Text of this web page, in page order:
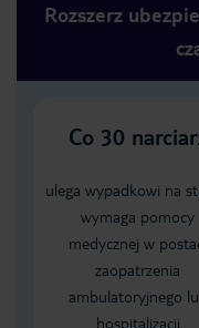
Rozszerz
Co 30
ulega wypadkowi na
wymaga pomocy
medycznej w
zaopatrzenia
ambulatoryjnego
hospitalizacji